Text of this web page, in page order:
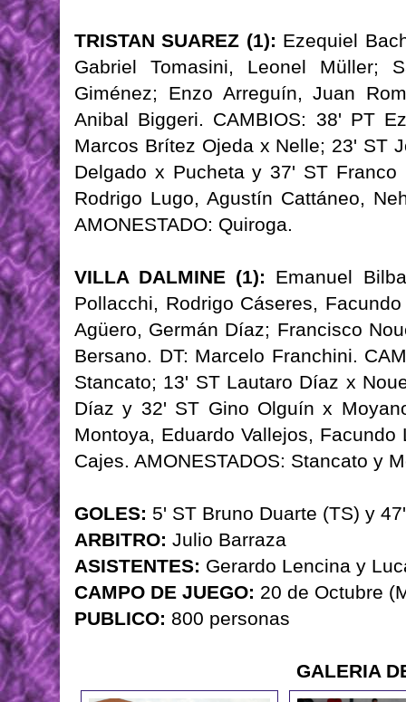
TRISTAN SUAREZ (1): Ezequiel
Gabriel Tomasini, Leonel Müller;
Giménez; Enzo Arreguín, Juan
Anibal Biggeri. CAMBIOS: 38' PT
Marcos Brítez Ojeda x Nelle; 23' ST
Delgado x Pucheta y 37' ST Franco
Rodrigo Lugo, Agustín Cattáneo,
AMONESTADO: Quiroga.
VILLA DALMINE (1): Emanuel
Pollacchi, Rodrigo Cáseres,
Agüero, Germán Díaz; Francisco
Bersano. DT: Marcelo Franchini.
Stancato; 13' ST Lautaro Díaz x
Díaz y 32' ST Gino Olguín x
Montoya, Eduardo Vallejos,
Cajes. AMONESTADOS: Stancato y
GOLES: 5' ST Bruno Duarte (TS) y
ARBITRO: Julio Barraza
ASISTENTES: Gerardo Lencina y
CAMPO DE JUEGO: 20 de Octubre
PUBLICO: 800 personas
GALERIA